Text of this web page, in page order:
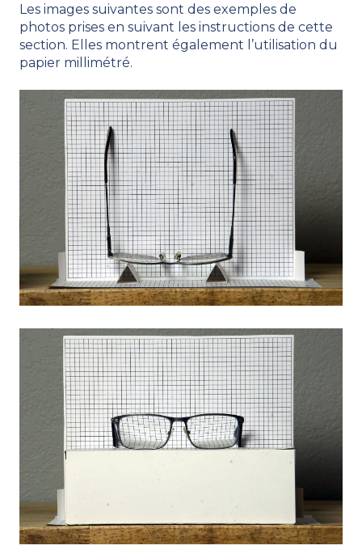
Les images suivantes sont des exemples de
photos prises en suivant les instructions de cette
section. Elles montrent également l’utilisation du
papier millimétré.